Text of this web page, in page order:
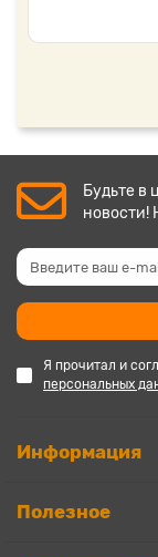
Будьте в
новости!
Я прочитал и
персональных
Информация
Полезное